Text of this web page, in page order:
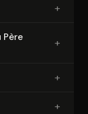
+
Père
+
+
+